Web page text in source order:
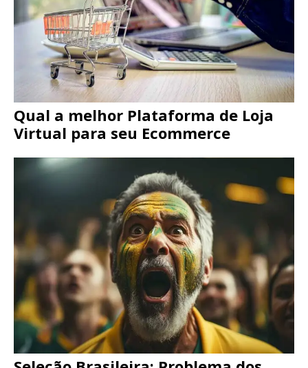
Qual a melhor Plataforma de Loja
Virtual para seu Ecommerce